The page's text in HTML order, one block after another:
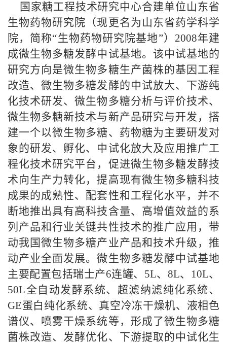
国家糖工程技术研究中心合建单位山东省
生物药物研究院（现更名为山东省药学科学
院，简称“生物药物研究院基地”） 2008年建
成微生物多糖发酵中试基地。该中试基地的
研究方向是微生物多糖生产菌株的基因工程
改造、微生物多糖发酵的中试放大、下游纯
化技术研发、微生物多糖分析与评价技术、
微生物多糖新技术与新产品研究与开发，搭
建一个以微生物多糖、药物糖为主要研发对
象的研发、孵化、中试化放大及应用推广工
程化技术研究平台，促进微生物多糖发酵技
术向生产力转化，提高现有微生物多糖科技
成果的成熟性、配套性和工程化水平，并不
断地推出具有高科技含量、高增值效益的系
列产品和行业关键共性技术的推广应用，带
动我国微生物多糖产业产品和技术升级，推
动产业全面发展。微生物多糖发酵中试基地
主要配置包括瑞士产6连罐、 5L、 8L、 10L、
50L全自动发酵系统、超滤纳滤纯化系统、
GE蛋白纯化系统、真空冷冻干燥机、液相色
谱仪、喷雾干燥系统等，形成了微生物多糖
菌株改造、发酵优化、下游提取的中试化生